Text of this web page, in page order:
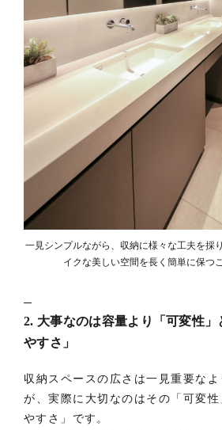
一見シンプルながら、収納に様々な工夫を採
イクな美しい空間を長く簡単に保つ
2. 大事なのは容量より「可変性」
やすさ」
収納スペースの広さは一見重要な
が、実際に大切なのはその「可変
やすさ」です。